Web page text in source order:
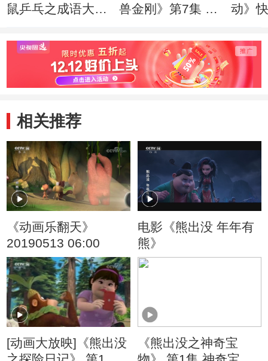
鼠乒乓之成语大
花明
兽金刚》第7集 地
动》
相关推荐
《动画乐翻天》
20190513 06:00
电影《熊出没 年年有
熊》
[动画大放映]《熊出没
《熊出没之神奇宝